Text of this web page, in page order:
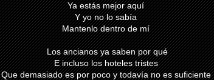
Ya estás mejor aquí
Y yo no lo sabía
Mantenlo dentro de mí
Los ancianos ya saben por qué
E incluso los hoteles tristes
Que demasiado es por poco y todavía no es suficiente